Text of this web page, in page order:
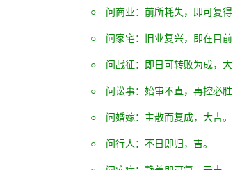
○ 问商业：前所耗失，即可复得
○ 问家宅：旧业复兴，即在目前
○ 问战征：即日可转败为成，大
○ 问讼事：始审不直，再控必胜
○ 问婚嫁：主散而复成，大吉。
○ 问行人：不日即归，吉。